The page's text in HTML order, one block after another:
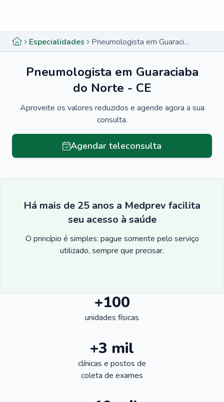
Especialidades Pneumologista em Guaraciaba do Norte - CE
Pneumologista em Guaraciaba
do Norte - CE
Aproveite os valores reduzidos e agende agora a sua
consulta.
Agendar teleconsulta
Há mais de 25 anos a Medprev facilita
seu acesso à saúde
O princípio é simples: pague somente pelo serviço
utilizado, sempre que precisar.
+100
unidades físicas
+3 mil
clínicas e postos de
coleta de exames